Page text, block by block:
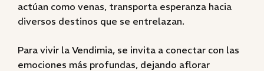
actúan como venas, transporta esperanza hacia
diversos destinos que se entrelazan.
Para vivir la Vendimia, se invita a conectar con las
emociones más profundas, dejando aflorar